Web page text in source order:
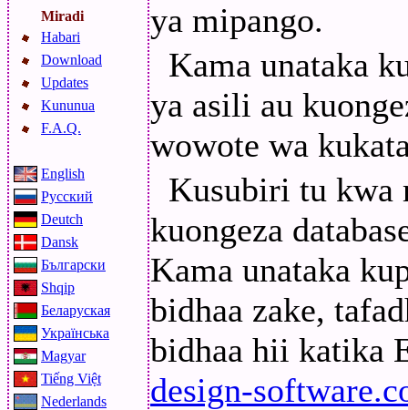
Miradi
Habari
Download
Updates
Kununua
F.A.Q.
English
Русский
Deutch
Dansk
Български
Shqip
Беларуская
Українська
Magyar
Tiếng Việt
Nederlands
ya mipango.
Kama unataka
ya asili au
wowote wa
Kusubiri tu kwa
kuongeza
Kama unataka
bidhaa zake,
bidhaa hii katika
design-